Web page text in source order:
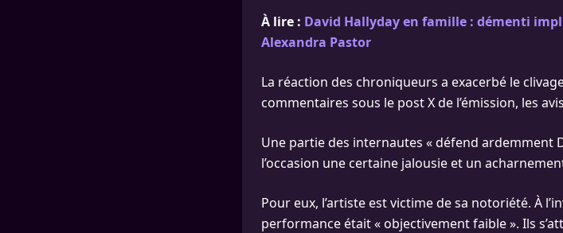
À lire : David Hallyday en famille : démenti
Alexandra Pastor
La réaction des chroniqueurs a exacerbé le
commentaires sous le post X de l’émission, les
Une partie des internautes « défend ardemment
l’occasion une certaine jalousie et un
Pour eux, l’artiste est victime de sa notoriété. À
performance était « objectivement faible ». Ils